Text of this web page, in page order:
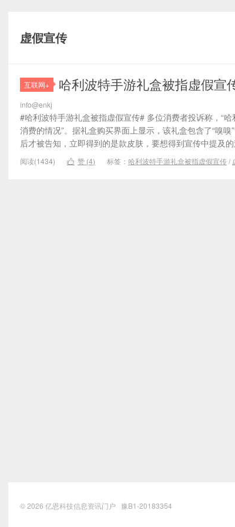
虚假宣传
互联网+ 哈利波特手游礼盒被指虚假宣
info@enkj
#哈利波特手游礼盒被指虚假宣传# 多位消费者投诉称，“
消费的情况”。据礼盒购买界面上显示，该礼盒包含了“嗅
后才被告知，立即得到的是款皮肤，要想得到宣传中提及
阅读(1434)  赞 (4) 标签： 哈利波特手游礼盒被指虚假宣传/
© 2026 亿恩科技信息资讯门户 豫B1-20183354